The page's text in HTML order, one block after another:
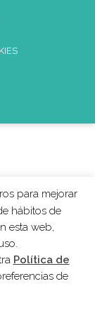
para mejorar
hábitos de
esta web,
Política de
de